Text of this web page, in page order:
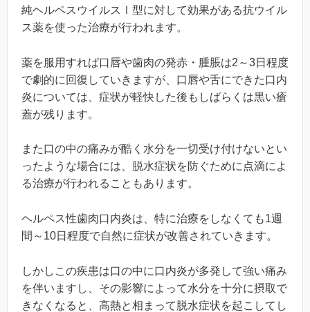
純ヘルペスウイルスⅠ型に対して効果がある抗ウイル
ス薬を使った治療が行われます。
薬を服用すれば口唇や歯肉の発赤・腫脹は2～3日程度
で劇的に回復していきますが、口唇や舌にできた口内
炎については、症状が軽快した後もしばらくは黒い瘡
蓋が残ります。
また口の中の痛みが酷く水分を一切受け付けないとい
ったような場合には、脱水症状を防ぐために点滴によ
る治療が行われることもあります。
ヘルペス性歯肉口内炎は、特に治療をしなくても1週
間～10日程度で自然に症状が改善されていきます。
しかしこの疾患は口の中に口内炎が多発して強い痛み
を伴いますし、その影響によって水分を十分に摂取で
きなくなると、高熱と相まって脱水症状を起こしてし